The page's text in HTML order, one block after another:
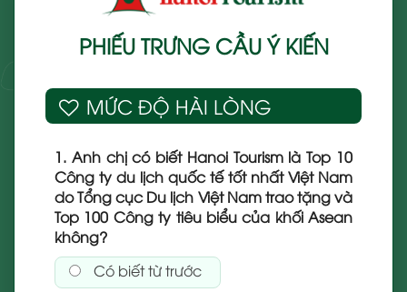
PHIẾU TRƯNG CẦU Ý KIẾN
MỨC ĐỘ HÀI LÒNG
1. Anh chị có biết Hanoi Tourism là Top 10
Công ty du lịch quốc tế tốt nhất Việt Nam
do Tổng cục Du lịch Việt Nam trao tặng và
Top 100 Công ty tiêu biểu của khối Asean
không?
Có biết từ trước